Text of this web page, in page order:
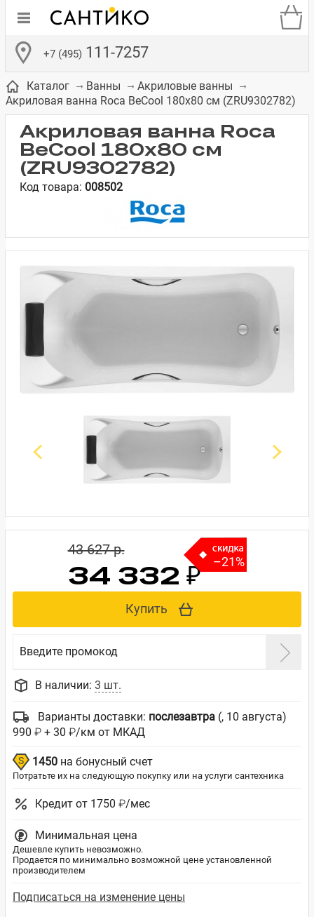
+7 (495) 111-7257
Бачки для
унитазов
Сиденья для
унитазов
Смесители для
встраиваемых
Зеркало-шкаф
Полки в ванную
Каталог Ванны
Акриловые ванны
Акриловая ванна Roca BeCool 180x80 см (ZRU9302782)
Акриловая ванна Roca
BeCool 180x80 см
(ZRU9302782)
Код товара: 008502
43 627 p.
–21%
34 332 ₽
Купить
Введите промокод
В наличии: 3 шт.
Варианты доставки: послезавтра (, 10 августа)
990 ₽ + 30 ₽/км от МКАД
1450 на бонусный счет
Потратьте их на следующую покупку или на услуги сантехника
Кредит от 1750 ₽/мес
Минимальная цена
Дешевле купить невозможно.
Продается по минимально возможной цене установленной
производителем
Подписаться на изменение цены